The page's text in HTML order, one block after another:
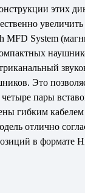
этих
System
Это
пары
гибким
отлично
в формате